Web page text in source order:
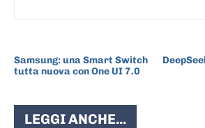
Samsung: una Smart Switch
tutta nuova con One UI 7.0
LEGGI ANCHE...